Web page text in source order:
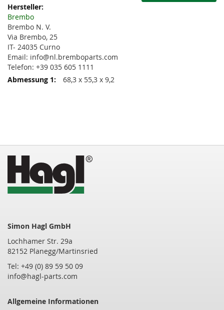
Weitere
Informationen
Brembo
Brembo N. V.
Via Brembo, 25
IT- 24035 Curno
Email: info@nl.bremboparts.com
Telefon: +39 035 605 1111
68,3 x 55,3 x 9,2
Simon Hagl GmbH
Lochhamer Str. 29a
82152 Planegg/Martinsried
Tel: +49 (0) 89 59 50 09
info@hagl-parts.com
Allgemeine Informationen